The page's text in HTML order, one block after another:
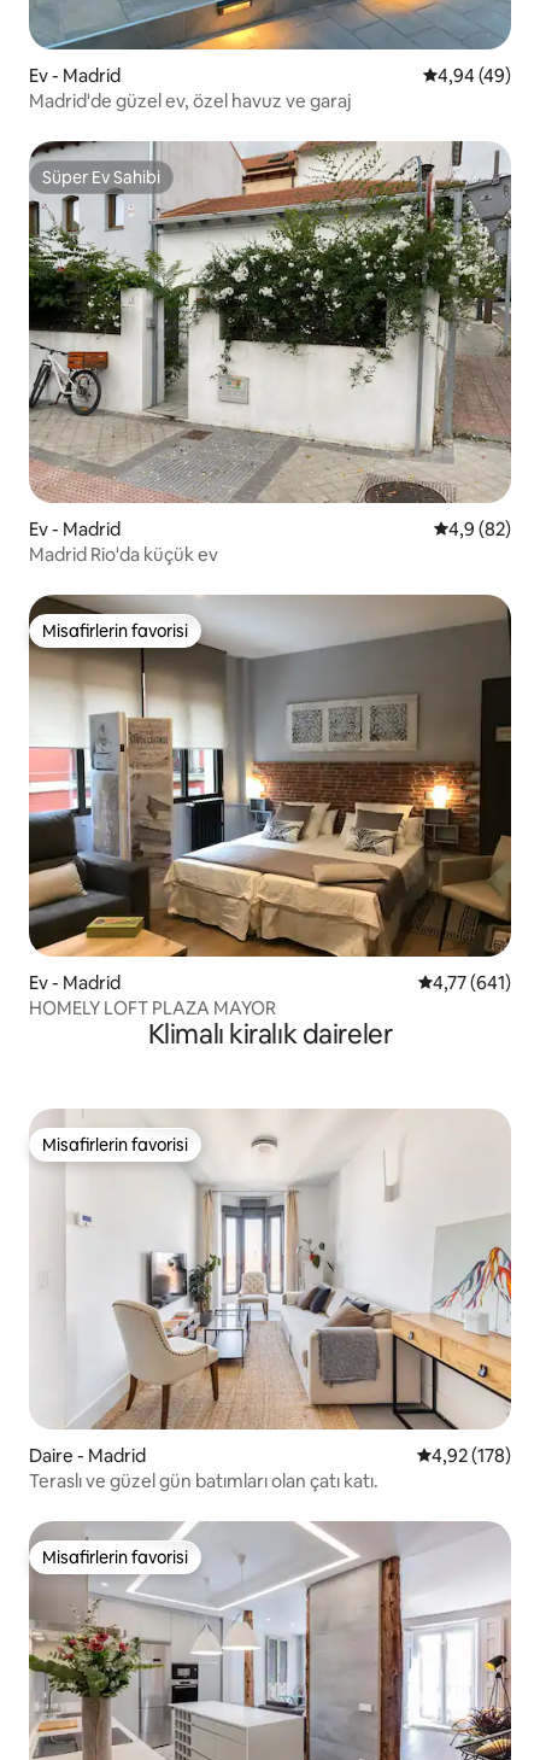
Ev - Madrid 5 üzerinden
4,94 (49)
Madrid'de güzel ev, özel havuz ve garaj
Süper Ev Sahibi
Süper Ev Sahibi
Ev - Madrid 5 üzerinden
4,9 (82)
Madrid Rio'da küçük ev
Misafirlerin favorisi
Misafirlerin favorisi
Ev - Madrid 5 üzerinden
4,77 (641)
HOMELY LOFT PLAZA MAYOR
Klimalı kiralık daireler
Misafirlerin favorisi
Misafirlerin favorisi
Daire - Madrid 5 üzerinden
4,92 (178)
Teraslı ve güzel gün batımları olan çatı katı.
Misafirlerin favorisi
Misafirlerin favorisi